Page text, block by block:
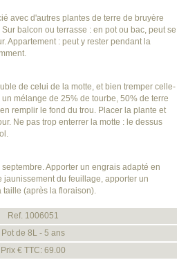
avec d'autres plantes de terre de bruyère
balcon ou terrasse : en pot ou bac, peut se
Appartement : peut y rester pendant la
de celui de la motte, et bien tremper celle-
mélange de 25% de tourbe, 50% de terre
remplir le fond du trou. Placer la plante et
Ne pas trop enterrer la motte : le dessus
Apporter un engrais adapté en
jaunissement du feuillage, apporter un
(après la floraison).
Ref. 1006051
Pot de 8L - 5 ans
Prix € TTC: 69.00